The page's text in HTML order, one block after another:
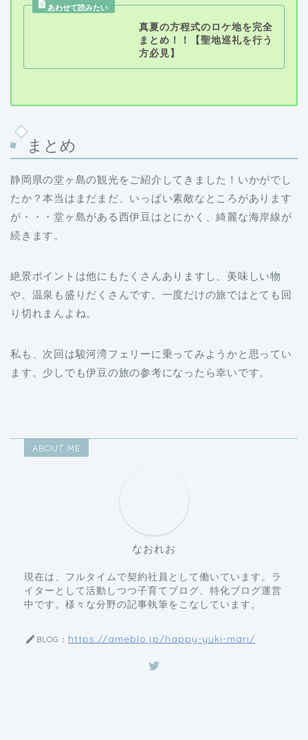
真夏の方程式のロケ地を完全
まとめ！！【聖地巡礼を行う
方必見】
まとめ
静岡県の堂ヶ島の観光をご紹介してきました！いかがでし
たか？本当はまだまだ、いっぱい素敵なところがあります
が・・・堂ヶ島がある西伊豆はとにかく、綺麗な海岸線が
続きます。
絶景ポイントは他にもたくさんありますし、美味しい物
や、温泉も盛りだくさんです。一度だけの旅ではとても回
り切れまんよね。
私も、次回は駿河湾フェリーに乗ってみようかと思ってい
ます。少しでも伊豆の旅の参考になったら幸いです。
ABOUT ME
なおれお
現在は、フルタイムで契約社員として働いています。ラ
イターとして活動しつつ子育てブログ、特化ブログ運営
中です。様々な分野の記事執筆をこなしています。
BLOG： https://ameblo.jp/happy-yuki-mari/